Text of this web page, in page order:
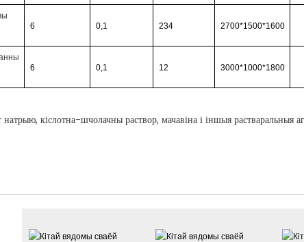
6 0,1 234 2700*1500*1600
6 0,1 12 3000*1000*1800
кіслотна-шчолачны раствор, мачавіна і іншыя